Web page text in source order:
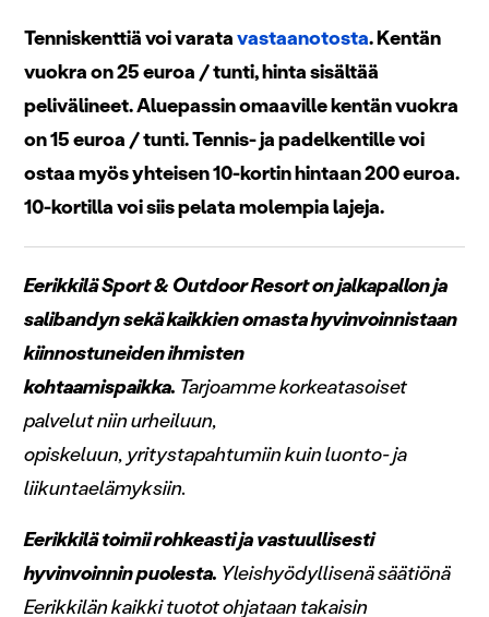
Tenniskenttiä voi varatavastaanotosta. Kentän
vuokra on 25 euroa / tunti, hinta sisältää
pelivälineet. Aluepassin omaaville kentän vuokra
on 15 euroa / tunti. Tennis- ja padelkentille voi
ostaa myös yhteisen 10-kortin hintaan 200 euroa.
10-kortilla voi siis pelata molempia lajeja.
Eerikkilä Sport & Outdoor Resort on jalkapallon ja
salibandyn sekä kaikkien omasta hyvinvoinnistaan
kiinnostuneiden ihmisten
kohtaamispaikka. Tarjoamme korkeatasoiset
palvelut niin urheiluun,
opiskeluun, yritystapahtumiin kuin luonto- ja
liikuntaelämyksiin.
Eerikkilä toimii rohkeasti ja vastuullisesti
hyvinvoinnin puolesta. Yleishyödyllisenä säätiönä
Eerikkilän kaikki tuotot ohjataan takaisin